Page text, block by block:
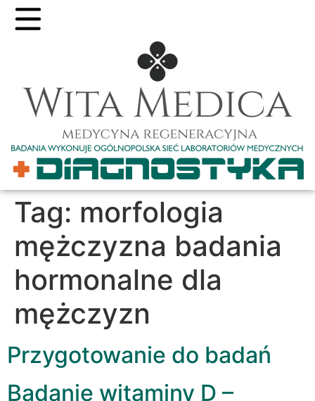
Tag: morfologia
mężczyzna badania
hormonalne dla
mężczyzn
Przygotowanie do badań
Badanie witaminy D –